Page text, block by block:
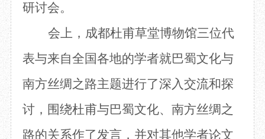
大雅堂
草堂书院
研讨会。
会上，成都杜甫草堂博物馆三位代
表与来自全国各地的学者就巴蜀文化与
南方丝绸之路主题进行了深入交流和探
讨，围绕杜甫与巴蜀文化、南方丝绸之
路的关系作了发言，并对其他学者论文